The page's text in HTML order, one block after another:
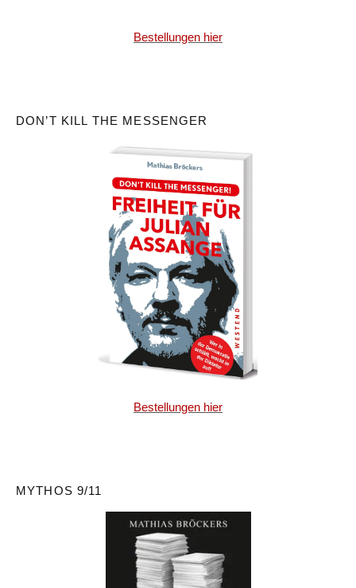
Bestellungen hier
DON’T KILL THE MESSENGER
Bestellungen hier
MYTHOS 9/11